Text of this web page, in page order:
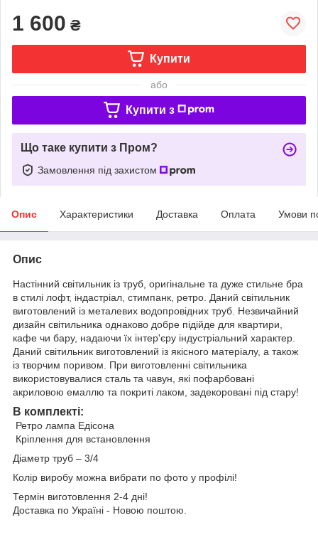
1 600 ₴
Купити
або
Купити з
Що таке купити з Пром?
Замовлення під захистом
Опис Характеристики Доставка Оплата Умови
Опис
Настінний світильник із труб, оригінальне та дуже стильне бра
в стилі лофт, індастріал, стимпанк, ретро. Даний світильник
виготовлений із металевих водопровідних труб. Незвичайний
дизайн світильника однаково добре підійде для квартири,
кафе чи бару, надаючи їх інтер'єру індустріальний характер.
Даний світильник виготовлений із якісного матеріалу, а також
із творчим поривом. При виготовленні світильника
використовувалися сталь та чавун, які пофарбовані
акриловою емаллю та покриті лаком, задекоровані під стару!
В комплекті:
Ретро лампа Едісона
Кріплення для встановлення
Діаметр труб – 3/4
Колір виробу можна вибрати по фото у профілі!
Термін виготовлення 2-4 дні!
Доставка по Україні - Новою поштою.